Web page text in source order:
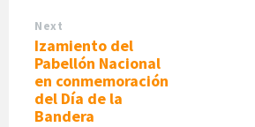
Next
Izamiento del
Pabellón Nacional
en conmemoración
del Día de la
Bandera